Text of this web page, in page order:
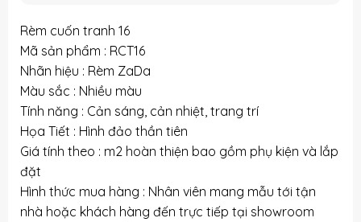
Rèm cuốn tranh 16
Mã sản phẩm : RCT16
Nhãn hiệu : Rèm ZaDa
Màu sắc : Nhiều màu
Tính năng : Cản sáng, cản nhiệt, trang trí
Họa Tiết : Hình đảo thần tiên
Giá tính theo : m2 hoàn thiện bao gồm phụ kiện và lắp
đặt
Hình thức mua hàng : Nhân viên mang mẫu tới tận
nhà hoặc khách hàng đến trực tiếp tại showroom